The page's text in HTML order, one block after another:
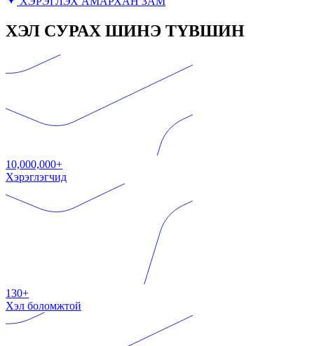
ХЭЛ СУРАХ ШИНЭ ТҮВШИН
10,000,000+
Хэрэглэгчид
130+
Хэл боломжтой